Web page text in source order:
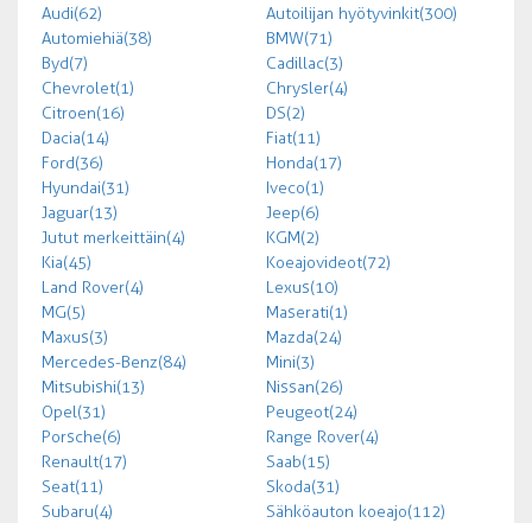
Audi (62)
Autoilijan hyötyvinkit (300)
Automiehiä (38)
BMW (71)
Byd (7)
Cadillac (3)
Chevrolet (1)
Chrysler (4)
Citroen (16)
DS (2)
Dacia (14)
Fiat (11)
Ford (36)
Honda (17)
Hyundai (31)
Iveco (1)
Jaguar (13)
Jeep (6)
Jutut merkeittäin (4)
KGM (2)
Kia (45)
Koeajovideot (72)
Land Rover (4)
Lexus (10)
MG (5)
Maserati (1)
Maxus (3)
Mazda (24)
Mercedes-Benz (84)
Mini (3)
Mitsubishi (13)
Nissan (26)
Opel (31)
Peugeot (24)
Porsche (6)
Range Rover (4)
Renault (17)
Saab (15)
Seat (11)
Skoda (31)
Subaru (4)
Sähköauton koeajo (112)